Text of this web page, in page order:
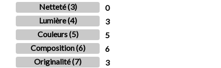
Netteté (3)
0
Lumière (4)
3
Couleurs (5)
5
Composition (6)
6
Originalité (7)
3